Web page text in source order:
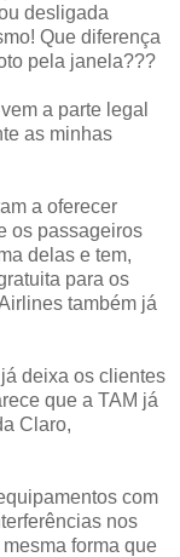
desligada
Que diferença
pela janela???
a parte legal
as minhas
a oferecer
os passageiros
delas e tem,
para os
também já
deixa os clientes
que a TAM já
Claro,
com
nos
forma que